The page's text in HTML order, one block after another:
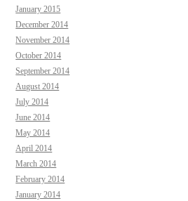
January 2015
December 2014
November 2014
October 2014
September 2014
August 2014
July 2014
June 2014
May 2014
April 2014
March 2014
February 2014
January 2014